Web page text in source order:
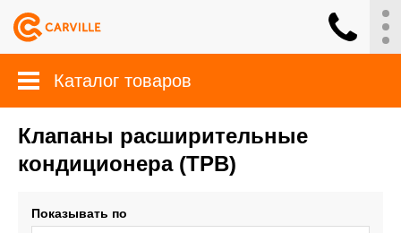
Каталог товаров
Клапаны расширительные
кондиционера (ТРВ)
Показывать по